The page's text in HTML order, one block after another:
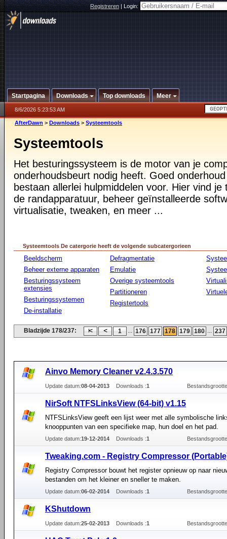
Registreren|Login:
Startpagina Downloads Top downloads Meer
8/6/2026 5:23:53 AM
AfterDawn > Downloads > Systeemtools
Systeemtools
Het besturingssysteem is de motor van je
onderhoudsbeurt nodig heeft. Goed
bestaan allerlei hulpmiddelen voor. Hier vind
de randapparatuur, beheer geïnstalleerde
virtualisatie, tweaken, en meer ...
Systeemtools De catergorie heeft de volgende subcatergorieen
Beeldscherm
Beheer externe apparaten
Besturingssysteem
extensies
Besturingssystemen
De-installatie
Defragmentatie
Emulatie
Overige systeemtools
Partitioneren
Registertools
Bladzijde 178/237: 1 ... 176 177 178 179 180 ... 237
Ainvo Memory Cleaner v2.4.3.570
Update datum:08-04-2013 Downloads :1
NirSoft NTFSLinksView (64-bit) v1.15
NTFSLinksView geeft een lijst weer met alle symbolische
knooppunten van een specifieke map, hun doel en het pad.
Update datum:19-12-2014 Downloads :1
Tweaking.com - Registry Compressor
Registry Compressor bouwt het register opnieuw op naar
bestanden om het kleiner en sneller te maken.
Update datum:06-02-2014 Downloads :1
KShutdown
Update datum:25-02-2013 Downloads :1